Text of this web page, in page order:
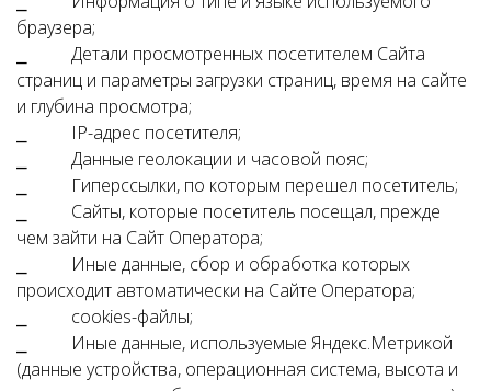
браузера;
⎯ Детали просмотренных посетителем Сайта
страниц и параметры загрузки страниц, время на сайте
и глубина просмотра;
⎯ IP-адрес посетителя;
⎯ Данные геолокации и часовой пояс;
⎯ Гиперссылки, по которым перешел посетитель;
⎯ Сайты, которые посетитель посещал, прежде
чем зайти на Сайт Оператора;
⎯ Иные данные, сбор и обработка которых
происходит автоматически на Сайте Оператора;
⎯ cookies-файлы;
⎯ Иные данные, используемые Яндекс.Метрикой
(данные устройства, операционная система, высота и